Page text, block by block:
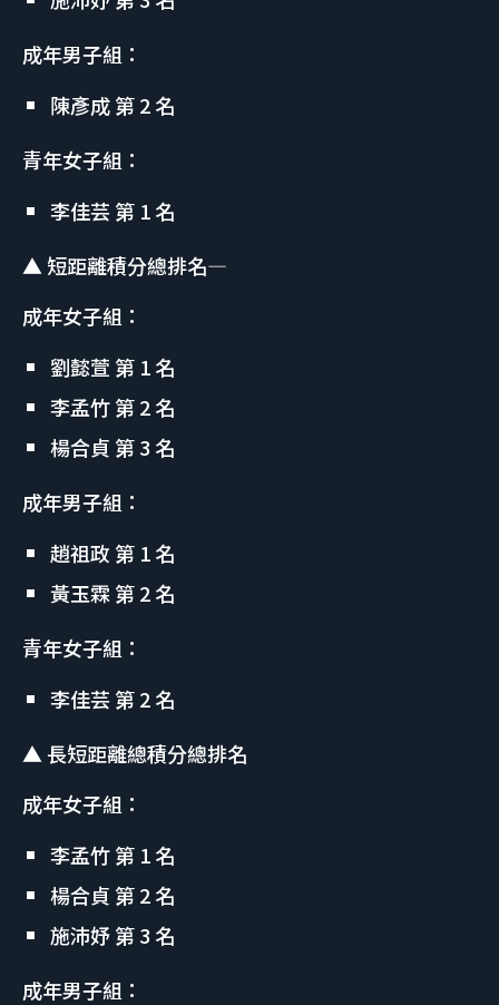
成年男子組：
陳彥成 第 2 名
青年女子組：
李佳芸 第 1 名
▲ 短距離積分總排名—
成年女子組：
劉懿萱 第 1 名
李孟竹 第 2 名
楊合貞 第 3 名
成年男子組：
趙祖政 第 1 名
黃玉霖 第 2 名
青年女子組：
李佳芸 第 2 名
▲ 長短距離總積分總排名
成年女子組：
李孟竹 第 1 名
楊合貞 第 2 名
施沛妤 第 3 名
成年男子組：